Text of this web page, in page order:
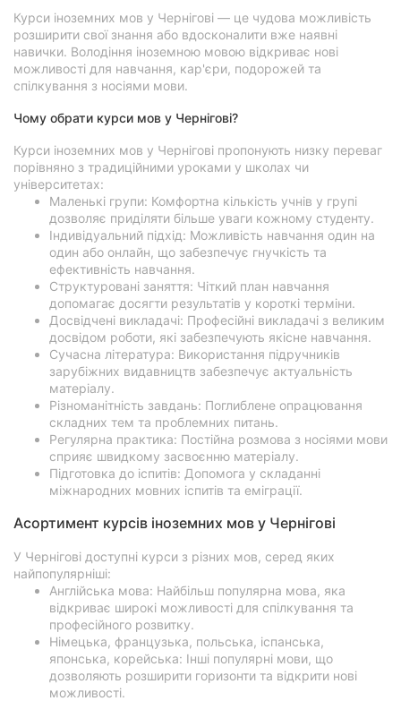
Курси іноземних мов у Чернігові — це чудова можливість
розширити свої знання або вдосконалити вже наявні
навички. Володіння іноземною мовою відкриває нові
можливості для навчання, кар'єри, подорожей та
спілкування з носіями мови.
Чому обрати курси мов у Чернігові?
Курси іноземних мов у Чернігові пропонують низку переваг
порівняно з традиційними уроками у школах чи
університетах:
Маленькі групи: Комфортна кількість учнів у групі
дозволяє приділяти більше уваги кожному студенту.
Індивідуальний підхід: Можливість навчання один на
один або онлайн, що забезпечує гнучкість та
ефективність навчання.
Структуровані заняття: Чіткий план навчання
допомагає досягти результатів у короткі терміни.
Досвідчені викладачі: Професійні викладачі з великим
досвідом роботи, які забезпечують якісне навчання.
Сучасна література: Використання підручників
зарубіжних видавництв забезпечує актуальність
матеріалу.
Різноманітність завдань: Поглиблене опрацювання
складних тем та проблемних питань.
Регулярна практика: Постійна розмова з носіями мови
сприяє швидкому засвоєнню матеріалу.
Підготовка до іспитів: Допомога у складанні
міжнародних мовних іспитів та еміграції.
Асортимент курсів іноземних мов у Чернігові
У Чернігові доступні курси з різних мов, серед яких
найпопулярніші:
Англійська мова: Найбільш популярна мова, яка
відкриває широкі можливості для спілкування та
професійного розвитку.
Німецька, французька, польська, іспанська,
японська, корейська: Інші популярні мови, що
дозволяють розширити горизонти та відкрити нові
можливості.